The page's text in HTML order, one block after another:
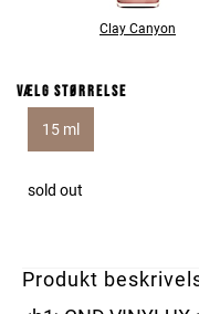
Clay Canyon
Vælg størrelse
15 ml
sold out
Produkt